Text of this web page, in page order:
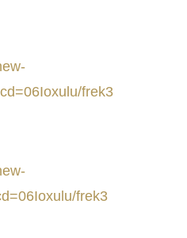
frek3
frek3